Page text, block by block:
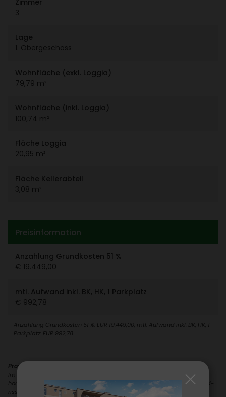
3
Lage
1. Ober­ge­schoss
Wohn­fläche (exkl. Loggia)
79,79 m²
Wohn­fläche (inkl. Loggia)
100,74 m²
Fläche Loggia
20,95 m²
Fläche Keller­ab­teil
3,08 m²
Preis­in­for­ma­tion
Anzah­lung Grund­kosten 51 %
€ 19.449,00
mtl. Aufwand inkl. BK, HK, 1 Park­platz
€ 992,78
Anzah­lung Grund­kosten 51 %: EUR 19.449,00, mtl. Aufwand inkl. BK, HK, 1
Park­platz: EUR 992,78
Projekt:
Im Zentrum von Ilz reali­siert die GWS ein modernes Wohn­pro­jekt mit 24
hoch­wer­tigen Miet­woh­nungen mit Kauf­op­tion. Die durch­dachten Grund­
risse von 43 m² bis 101 m² (inkl. Loggia) bieten 1- bis 4-Zimmer-